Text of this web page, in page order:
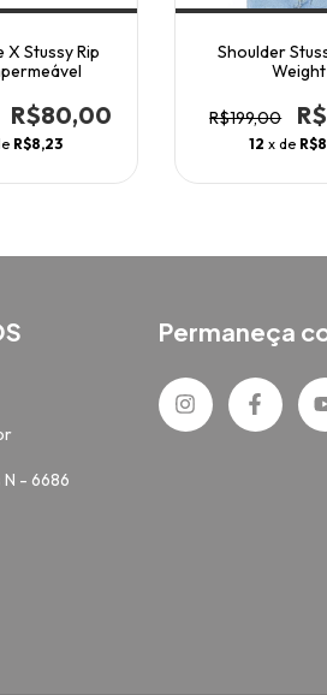
X Stussy Rip
R$80,00
R$8,23
Shoulder
Weight
R$199,00
12 x de
- 6686
Permaneça